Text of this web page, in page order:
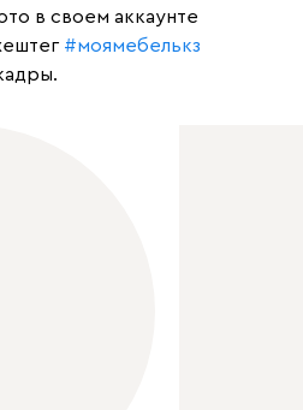
в своем аккаунте
#моямебелькз